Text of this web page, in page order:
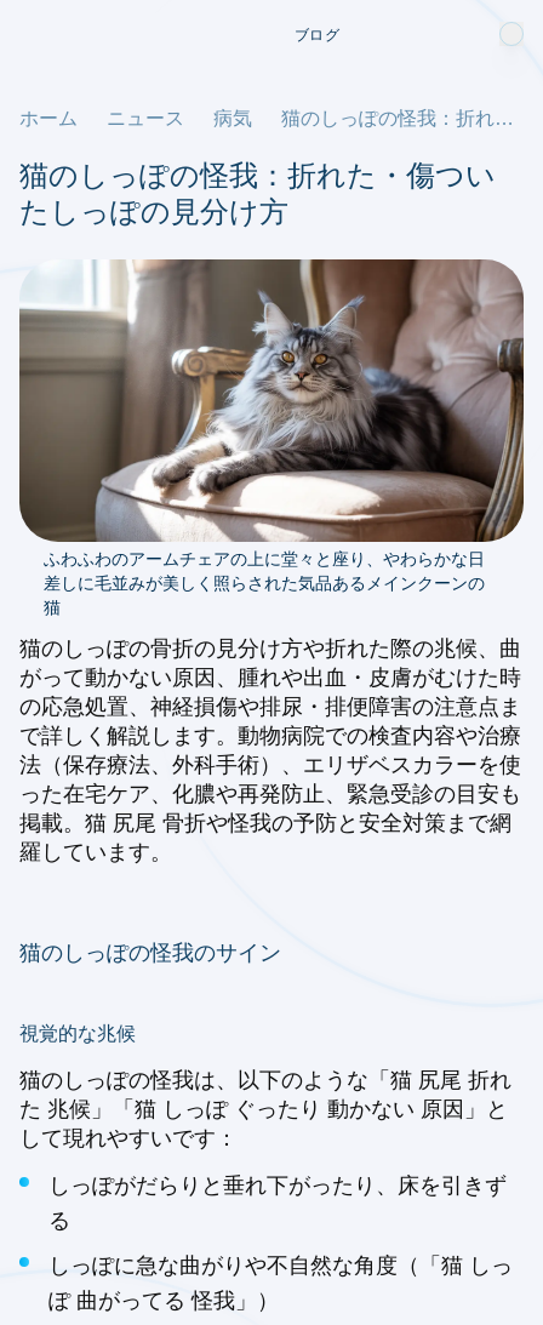
ブログ
ホーム ニュース 病気 猫のしっぽの怪我：折れた・傷ついたしっぽの見分け方
猫のしっぽの怪我：折れた・傷つい
たしっぽの見分け方
ふわふわのアームチェアの上に堂々と座り、やわらかな日
差しに毛並みが美しく照らされた気品あるメインクーンの
猫
猫のしっぽの骨折の見分け方や折れた際の兆候、曲
がって動かない原因、腫れや出血・皮膚がむけた時
の応急処置、神経損傷や排尿・排便障害の注意点ま
で詳しく解説します。動物病院での検査内容や治療
法（保存療法、外科手術）、エリザベスカラーを使
った在宅ケア、化膿や再発防止、緊急受診の目安も
掲載。猫 尻尾 骨折や怪我の予防と安全対策まで網
羅しています。
猫のしっぽの怪我のサイン
視覚的な兆候
猫のしっぽの怪我は、以下のような「猫 尻尾 折れ
た 兆候」「猫 しっぽ ぐったり 動かない 原因」と
して現れやすいです：
しっぽがだらりと垂れ下がったり、床を引きず
る
しっぽに急な曲がりや不自然な角度（「猫 しっ
ぽ 曲がってる 怪我」）